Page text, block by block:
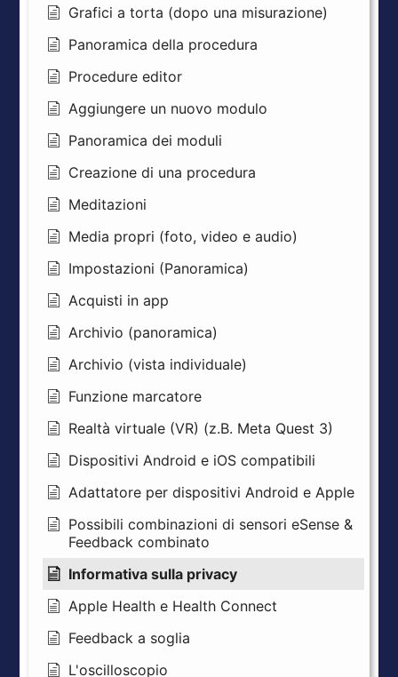
Grafici a torta (dopo una misurazione)
Panoramica della procedura
Procedure editor
Aggiungere un nuovo modulo
Panoramica dei moduli
Creazione di una procedura
Meditazioni
Media propri (foto, video e audio)
Impostazioni (Panoramica)
Acquisti in app
Archivio (panoramica)
Archivio (vista individuale)
Funzione marcatore
Realtà virtuale (VR) (z.B. Meta Quest 3)
Dispositivi Android e iOS compatibili
Adattatore per dispositivi Android e Apple
Possibili combinazioni di sensori eSense &
Feedback combinato
Informativa sulla privacy
Apple Health e Health Connect
Feedback a soglia
L'oscilloscopio